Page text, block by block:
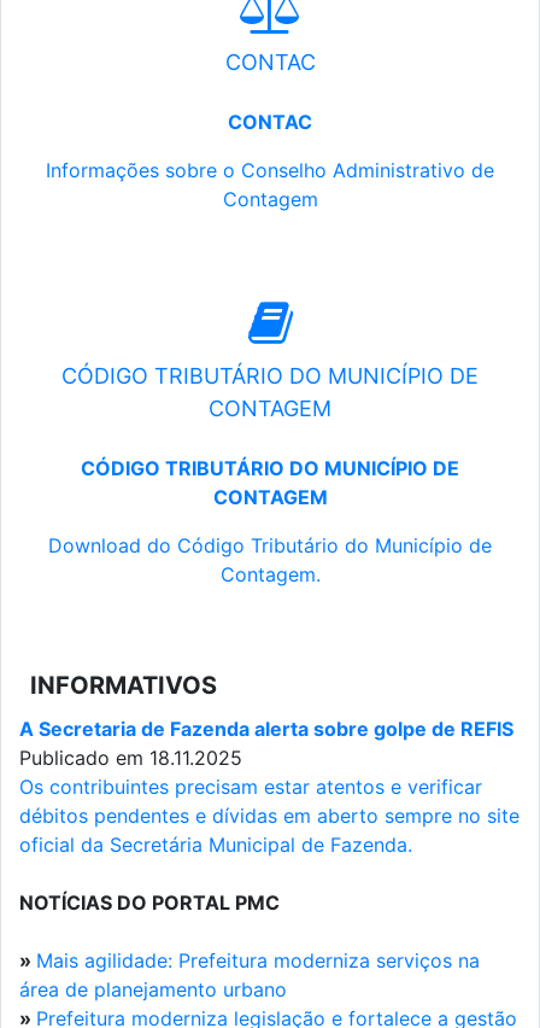
CONTAC
CONTAC
Informações sobre o Conselho Administrativo de
Contagem
CÓDIGO TRIBUTÁRIO DO MUNICÍPIO DE
CONTAGEM
CÓDIGO TRIBUTÁRIO DO MUNICÍPIO DE
CONTAGEM
Download do Código Tributário do Município de
Contagem.
INFORMATIVOS
A Secretaria de Fazenda alerta sobre golpe de REFIS
Publicado em 18.11.2025
Os contribuintes precisam estar atentos e verificar
débitos pendentes e dívidas em aberto sempre no site
oficial da Secretária Municipal de Fazenda.
NOTÍCIAS DO PORTAL PMC
» Mais agilidade: Prefeitura moderniza serviços na
área de planejamento urbano
» Prefeitura moderniza legislação e fortalece a gestão